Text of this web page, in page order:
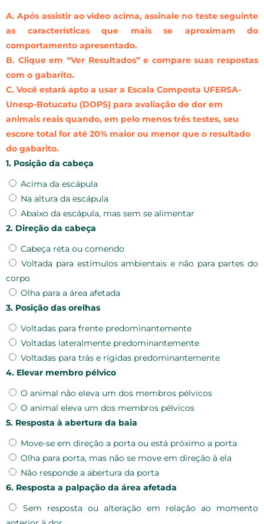
A. Após assistir ao vídeo acima, assinale no teste seguinte
as características que mais se aproximam do
comportamento apresentado.
B. Clique em “Ver Resultados” e compare suas respostas
com o gabarito.
C. Você estará apto a usar a Escala Composta UFERSA-
Unesp-Botucatu (DOPS) para avaliação de dor em
animais reais quando, em pelo menos três testes, seu
escore total for até 20% maior ou menor que o resultado
do gabarito.
1. Posição da cabeça
Acima da escápula
Na altura da escápula
Abaixo da escápula, mas sem se alimentar
2. Direção da cabeça
Cabeça reta ou comendo
Voltada para estímulos ambientais e não para partes do
corpo
Olha para a área afetada
3. Posição das orelhas
Voltadas para frente predominantemente
Voltadas lateralmente predominantemente
Voltadas para trás e rígidas predominantemente
4. Elevar membro pélvico
O animal não eleva um dos membros pélvicos
O animal eleva um dos membros pélvicos
5. Resposta à abertura da baia
Move-se em direção a porta ou está próximo a porta
Olha para porta, mas não se move em direção à ela
Não responde a abertura da porta
6. Resposta a palpação da área afetada
Sem resposta ou alteração em relação ao momento